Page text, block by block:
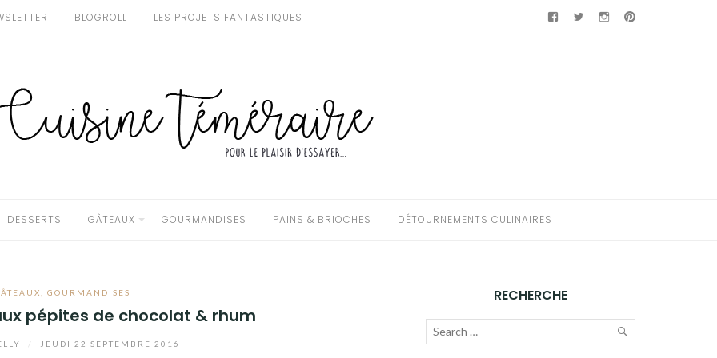
BLOGROLL LES PROJETS FANTASTIQUES Facebook
TwitterInstagramPinterest
DESSERTS GÂTEAUX GOURMANDISES PAINS & BRIOCHES DÉTOURNEMENTS CULINAIRES
,GOURMANDISES
pépites de chocolat & rhum
JEUDI 22 SEPTEMBRE 2016
RECHERCHE
Recherche